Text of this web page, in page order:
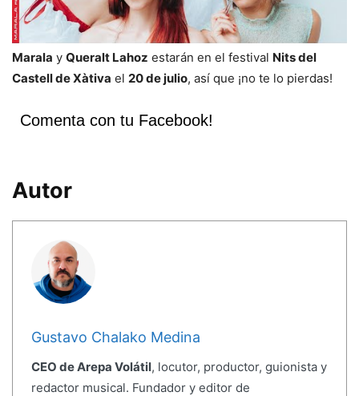
Marala y Queralt Lahoz estarán en el festival Nits del
Castell de Xàtiva el 20 de julio, así que ¡no te lo pierdas!
Comenta con tu Facebook!
Autor
Gustavo Chalako Medina
CEO de Arepa Volátil, locutor, productor, guionista y
redactor musical. Fundador y editor de